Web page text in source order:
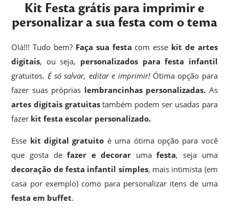
Kit Festa grátis para imprimir e
personalizar a sua festa com o tema
Olá!!! Tudo bem? Faça sua festa com esse kit de artes
digitais, ou seja, personalizados para festa infantil
gratuitos. É só salvar, editar e imprimir! Ótima opção para
fazer suas próprias lembrancinhas personalizadas. As
artes digitais gratuitastambém podem ser usadas para
fazer kit festa escolar personalizado.
Esse kit digital gratuito é uma ótima opção para você
que gosta defazer e decorar umafesta, seja uma
decoração de festa infantil simples, mais intimista (em
casa por exemplo) como para personalizar itens de uma
festa em buffet.